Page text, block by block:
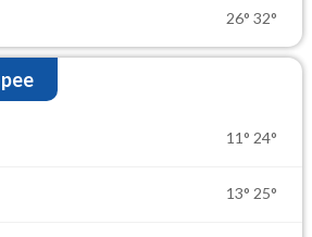
26° 32°
11° 24°
13° 25°